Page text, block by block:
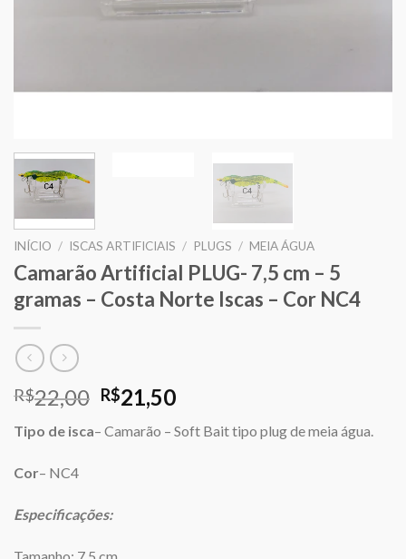
INÍCIO / ISCAS ARTIFICIAIS / PLUGS / MEIA ÁGUA
Camarão Artificial PLUG- 7,5 cm – 5
gramas – Costa Norte Iscas – Cor NC4
R$22,00 O
preço
original
R$21,50O
atual
Tipo de isca– Camarão – Soft Bait tipo plug de meia água.
Cor– NC4
Especificações: